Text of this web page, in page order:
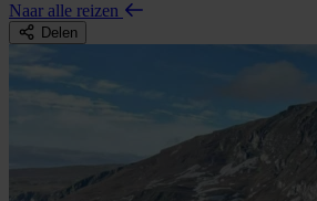
Naar alle reizen
Delen